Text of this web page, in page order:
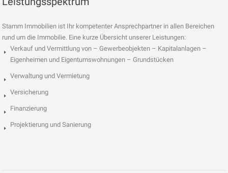
Stamm Immobilien ist Ihr kompetenter Ansprechpartner in allen Bereichen
rund um die Immobilie. Eine kurze Übersicht unserer Leistungen:
Verkauf und Vermittlung von – Gewerbeobjekten – Kapitalanlagen –
Eigenheimen und Eigentumswohnungen – Grundstücken
Verwaltung und Vermietung
Versicherung
Finanzierung
Projektierung und Sanierung